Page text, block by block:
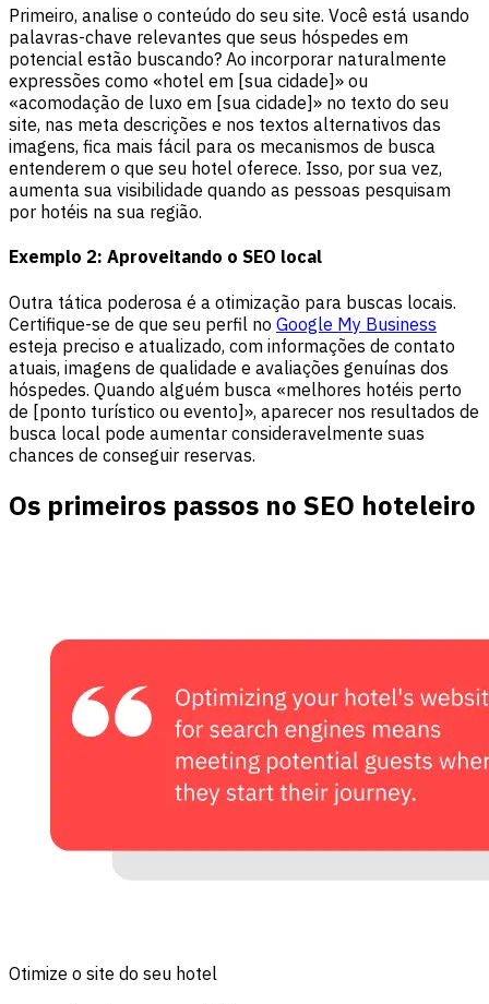
Primeiro, analise o conteúdo do seu site. Você está usando
palavras-chave relevantes que seus hóspedes em
potencial estão buscando? Ao incorporar naturalmente
expressões como «hotel em [sua cidade]» ou
«acomodação de luxo em [sua cidade]» no texto do seu
site, nas meta descrições e nos textos alternativos das
imagens, fica mais fácil para os mecanismos de busca
entenderem o que seu hotel oferece. Isso, por sua vez,
aumenta sua visibilidade quando as pessoas pesquisam
por hotéis na sua região.
Exemplo 2: Aproveitando o SEO local
Outra tática poderosa é a otimização para buscas locais.
Certifique-se de que seu perfil no Google My Business
esteja preciso e atualizado, com informações de contato
atuais, imagens de qualidade e avaliações genuínas dos
hóspedes. Quando alguém busca «melhores hotéis perto
de [ponto turístico ou evento]», aparecer nos resultados de
busca local pode aumentar consideravelmente suas
chances de conseguir reservas.
Os primeiros passos no SEO hoteleiro
Otimize o site do seu hotel